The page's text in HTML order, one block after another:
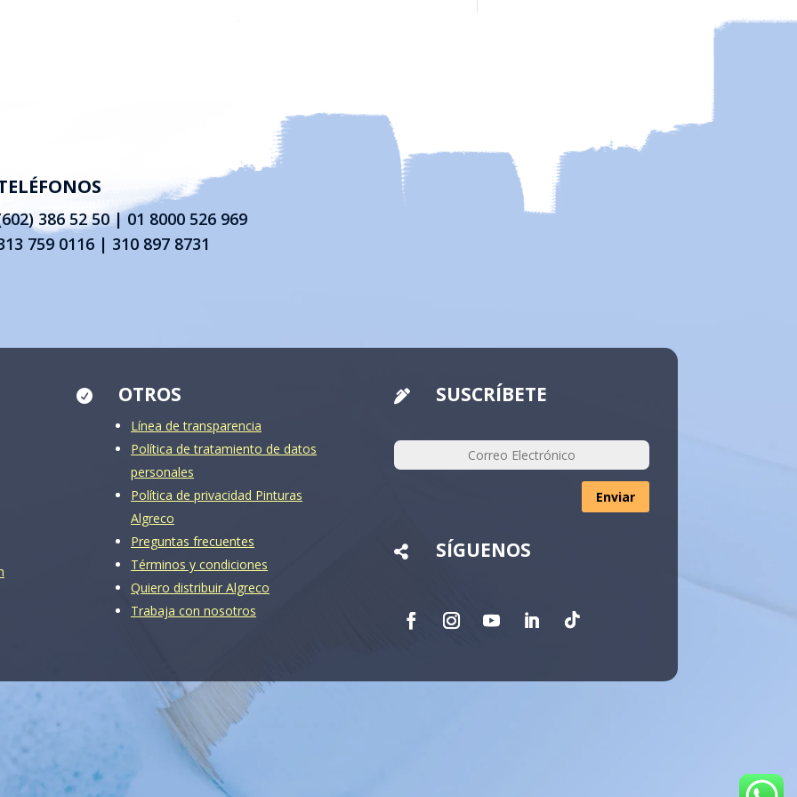
386 52 50|01 8000 526 969
759 0116 | 310 897 8731
 OTROS
Línea de transparencia
Política de tratamiento de datos
personales
Política de privacidad Pinturas
Algreco
Preguntas frecuentes
Términos y condiciones
Quiero distribuir Algreco
Trabaja con nosotros
 SUSCRÍBETE
Enviar
 SÍGUENOS